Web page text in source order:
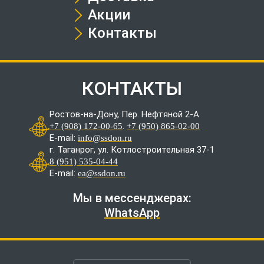
Акции
Контакты
КОНТАКТЫ
Ростов-на-Дону, Пер. Нефтяной 2-А
+7 (908) 172-00-65. +7 (950) 865-02-00
E-mail: info@ssdon.ru
г. Таганрог, ул. Котлостроительная 37-1
8 (951) 535-04-44
E-mail: ea@ssdon.ru
Мы в мессенджерах:
WhatsApp